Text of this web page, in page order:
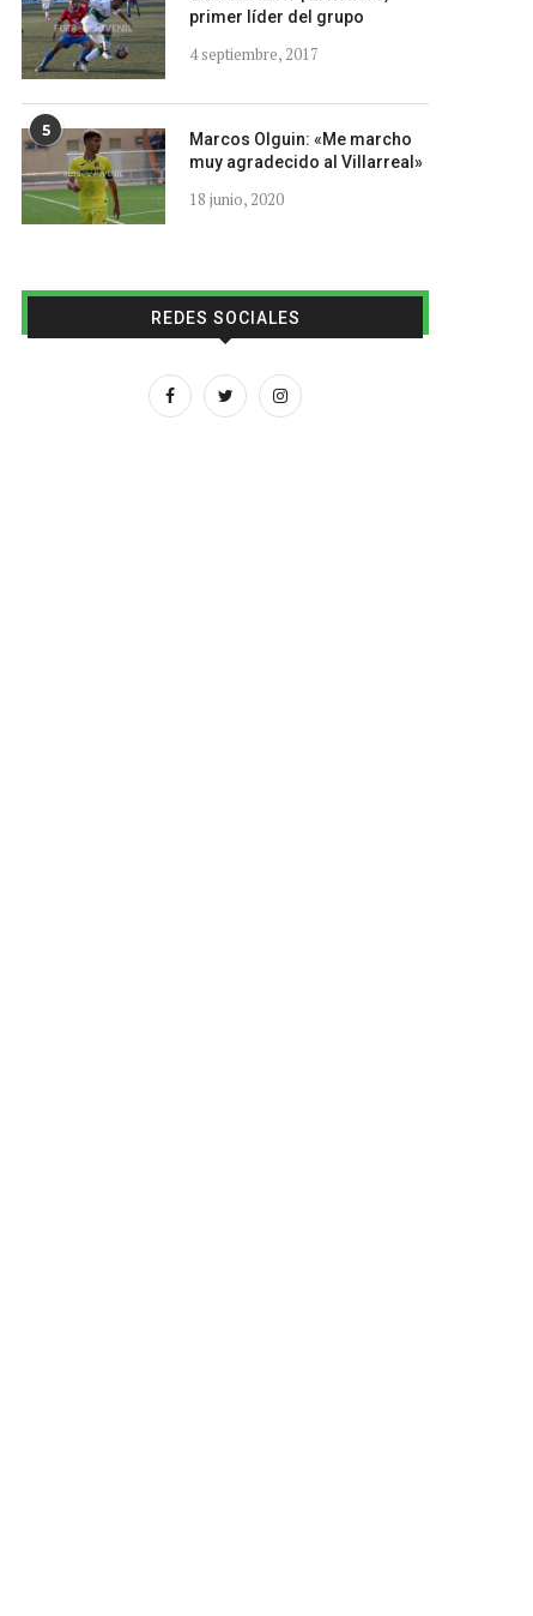
primer líder del grupo
4 septiembre, 2017
5
Marcos Olguin: «Me marcho
muy agradecido al Villarreal»
18 junio, 2020
REDES SOCIALES